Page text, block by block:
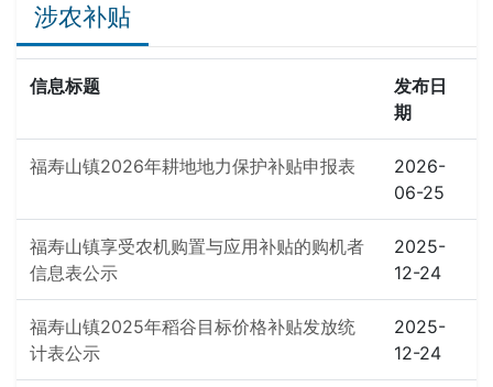
涉农补贴
信息标题
发布日
期
福寿山镇2026年耕地地力保护补贴申报表
2026-
06-25
福寿山镇享受农机购置与应用补贴的购机者
信息表公示
2025-
12-24
福寿山镇2025年稻谷目标价格补贴发放统
计表公示
2025-
12-24